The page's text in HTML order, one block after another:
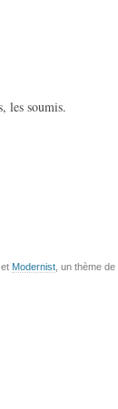
les soumis.
et Modernist , un thème de